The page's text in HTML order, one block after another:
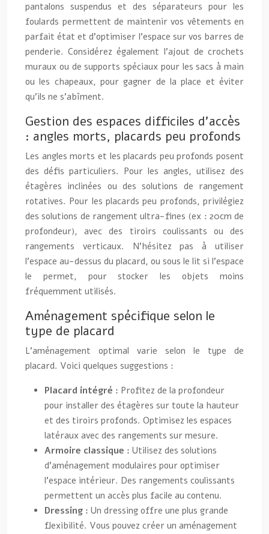
pantalons suspendus et des séparateurs pour les
foulards permettent de maintenir vos vêtements en
parfait état et d’optimiser l’espace sur vos barres de
penderie. Considérez également l’ajout de crochets
muraux ou de supports spéciaux pour les sacs à main
ou les chapeaux, pour gagner de la place et éviter
qu’ils ne s’abîment.
Gestion des espaces difficiles d’accès
: angles morts, placards peu profonds
Les angles morts et les placards peu profonds posent
des défis particuliers. Pour les angles, utilisez des
étagères inclinées ou des solutions de rangement
rotatives. Pour les placards peu profonds, privilégiez
des solutions de rangement ultra-fines (ex : 20cm de
profondeur), avec des tiroirs coulissants ou des
rangements verticaux. N’hésitez pas à utiliser
l’espace au-dessus du placard, ou sous le lit si l’espace
le permet, pour stocker les objets moins
fréquemment utilisés.
Aménagement spécifique selon le
type de placard
L’aménagement optimal varie selon le type de
placard. Voici quelques suggestions :
Placard intégré : Profitez de la profondeur
pour installer des étagères sur toute la hauteur
et des tiroirs profonds. Optimisez les espaces
latéraux avec des rangements sur mesure.
Armoire classique : Utilisez des solutions
d’aménagement modulaires pour optimiser
l’espace intérieur. Des rangements coulissants
permettent un accès plus facile au contenu.
Dressing : Un dressing offre une plus grande
flexibilité. Vous pouvez créer un aménagement